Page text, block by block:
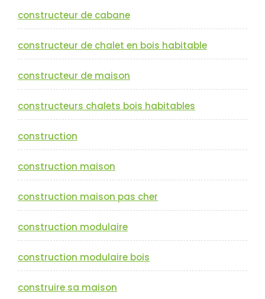
constructeur de cabane
constructeur de chalet en bois habitable
constructeur de maison
constructeurs chalets bois habitables
construction
construction maison
construction maison pas cher
construction modulaire
construction modulaire bois
construire sa maison